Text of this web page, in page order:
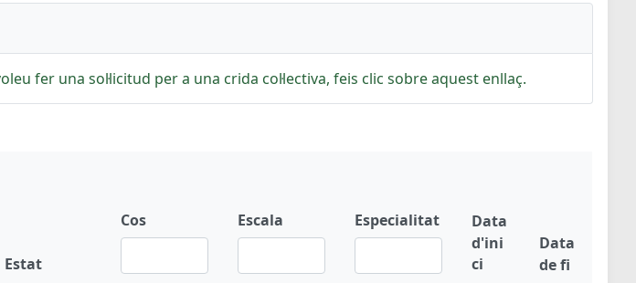
fer una sol·licitud per a una crida col·lectiva, feis clic sobre aquest enllaç.
Estat
Cos Escala Especialitat
Data
d'ini
ci
Data
de fi